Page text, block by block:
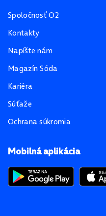
Mobilná aplikácia
Spoločnosť O2
Kontakty
Napíšte nám
Magazín Sóda
Kariéra
Súťaže
Ochrana súkromia